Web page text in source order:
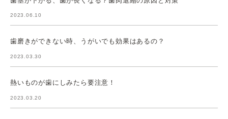
2023.06.10
歯磨きができない時、うがいでも効果はあるの？
2023.03.30
熱いものが歯にしみたら要注意！
2023.03.20